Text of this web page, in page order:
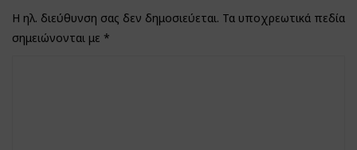
Η ηλ. διεύθυνση σας δεν δημοσιεύεται. Τα υποχρεωτικά πεδία
σημειώνονται με *